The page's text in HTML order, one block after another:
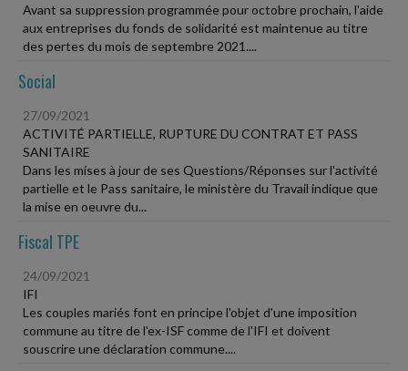
Avant sa suppression programmée pour octobre prochain, l'aide
aux entreprises du fonds de solidarité est maintenue au titre
des pertes du mois de septembre 2021....
Social
27/09/2021
ACTIVITÉ PARTIELLE, RUPTURE DU CONTRAT ET PASS
SANITAIRE
Dans les mises à jour de ses Questions/Réponses sur l'activité
partielle et le Pass sanitaire, le ministère du Travail indique que
la mise en oeuvre du...
Fiscal TPE
24/09/2021
IFI
Les couples mariés font en principe l'objet d'une imposition
commune au titre de l'ex-ISF comme de l'IFI et doivent
souscrire une déclaration commune....